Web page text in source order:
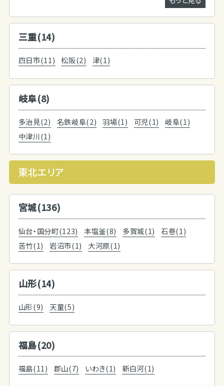
三重(14)
四日市(11) 松阪(2) 津(1)
岐阜(8)
多治見(2) 名鉄岐阜(2) 羽場(1) 可児(1)
岐阜(1)
中津川(1)
東北エリア
宮城(136)
仙台・国分町(123) 本塩釜(8) 多賀城(1)
石巻(1)
苦竹(1)
岩沼市(1) 大河原(1)
山形(14)
山形(9) 天童(5)
福島(20)
福島(11) 郡山(7) いわき(1) 新白河(1)